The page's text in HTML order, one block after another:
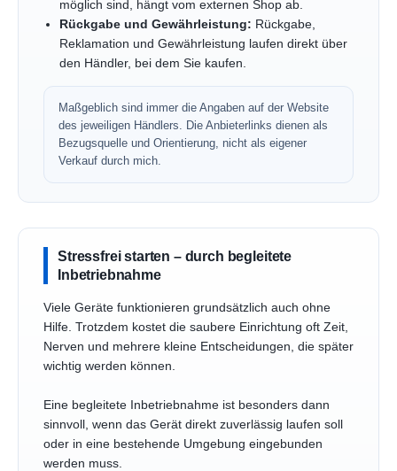
möglich sind, hängt vom externen Shop ab.
Rückgabe und Gewährleistung: Rückgabe,
Reklamation und Gewährleistung laufen direkt über
den Händler, bei dem Sie kaufen.
Maßgeblich sind immer die Angaben auf der Website
des jeweiligen Händlers. Die Anbieterlinks dienen als
Bezugsquelle und Orientierung, nicht als eigener
Verkauf durch mich.
Stressfrei starten – durch begleitete
Inbetriebnahme
Viele Geräte funktionieren grundsätzlich auch ohne
Hilfe. Trotzdem kostet die saubere Einrichtung oft Zeit,
Nerven und mehrere kleine Entscheidungen, die später
wichtig werden können.
Eine begleitete Inbetriebnahme ist besonders dann
sinnvoll, wenn das Gerät direkt zuverlässig laufen soll
oder in eine bestehende Umgebung eingebunden
werden muss.